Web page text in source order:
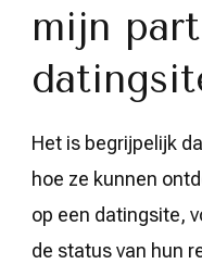
mijn
Het is begrijpelijk
hoe ze kunnen
op een datingsite,
de status van hun